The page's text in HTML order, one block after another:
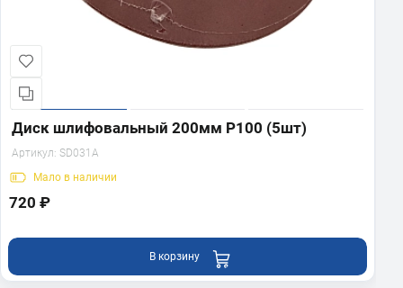
Диск шлифовальный 200мм Р100 (5шт)
Артикул: SD031A
Мало в наличии
720 ₽
В корзину